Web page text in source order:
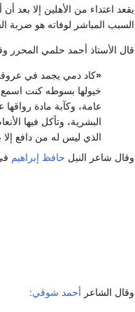
يقعد اعتداء من الأهلين إلا
السبب المباشر لوفاته هو ضربة
قال الأستاذ أحمد حلمي المحرر
«كاد دمي يجمد في
خيولها بسوطه كنت
عامة، وكآبة مادة
البشرية، وتأكل فيها
الذي ليس له من دافع إلا
وقال شاعر النيل حافظ إبراهيم‏
‏وقال الشاعر أحمد شوقي‏: